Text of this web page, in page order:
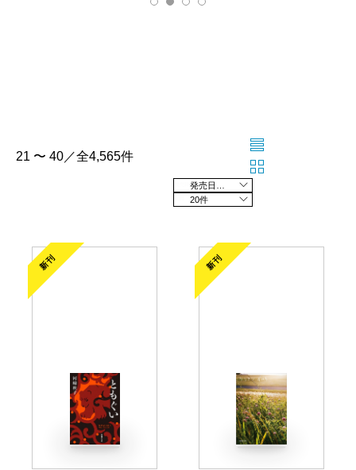
21 〜 40／全4,565件
20件
新刊 新刊